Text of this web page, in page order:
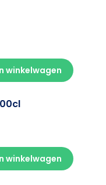
winkelwagen
winkelwagen